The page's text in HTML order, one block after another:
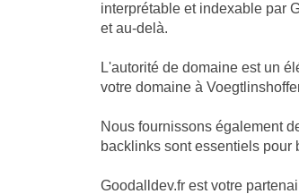
interprétable et indexable par
et au-delà.
L'autorité de domaine est un
votre domaine à
Nous fournissons également
backlinks sont essentiels pour
Goodalldev.fr est votre